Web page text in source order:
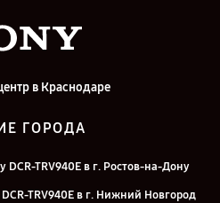
в Краснодаре
ГОРОДА
TRV940E в г. Ростов-на-Дону
TRV940E в г. Нижний Новгород